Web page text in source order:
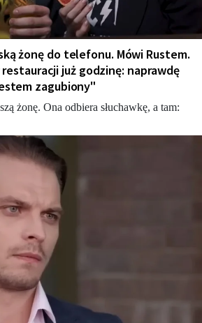
żonę do telefonu. Mówi Rustem.
restauracji już godzinę: naprawdę
zagubiony"
żonę. Ona odbiera słuchawkę, a tam: